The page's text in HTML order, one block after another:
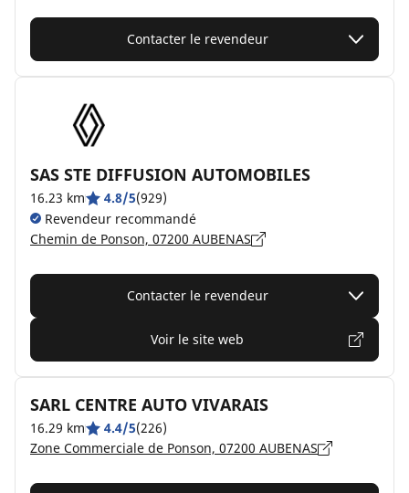
Contacter le revendeur
SAS STE DIFFUSION AUTOMOBILES
16.23 km 4.8/5(929)
Revendeur recommandé
Chemin de Ponson, 07200 AUBENAS
Contacter le revendeur
Voir le site web
SARL CENTRE AUTO VIVARAIS
16.29 km 4.4/5(226)
Zone Commerciale de Ponson, 07200 AUBENAS